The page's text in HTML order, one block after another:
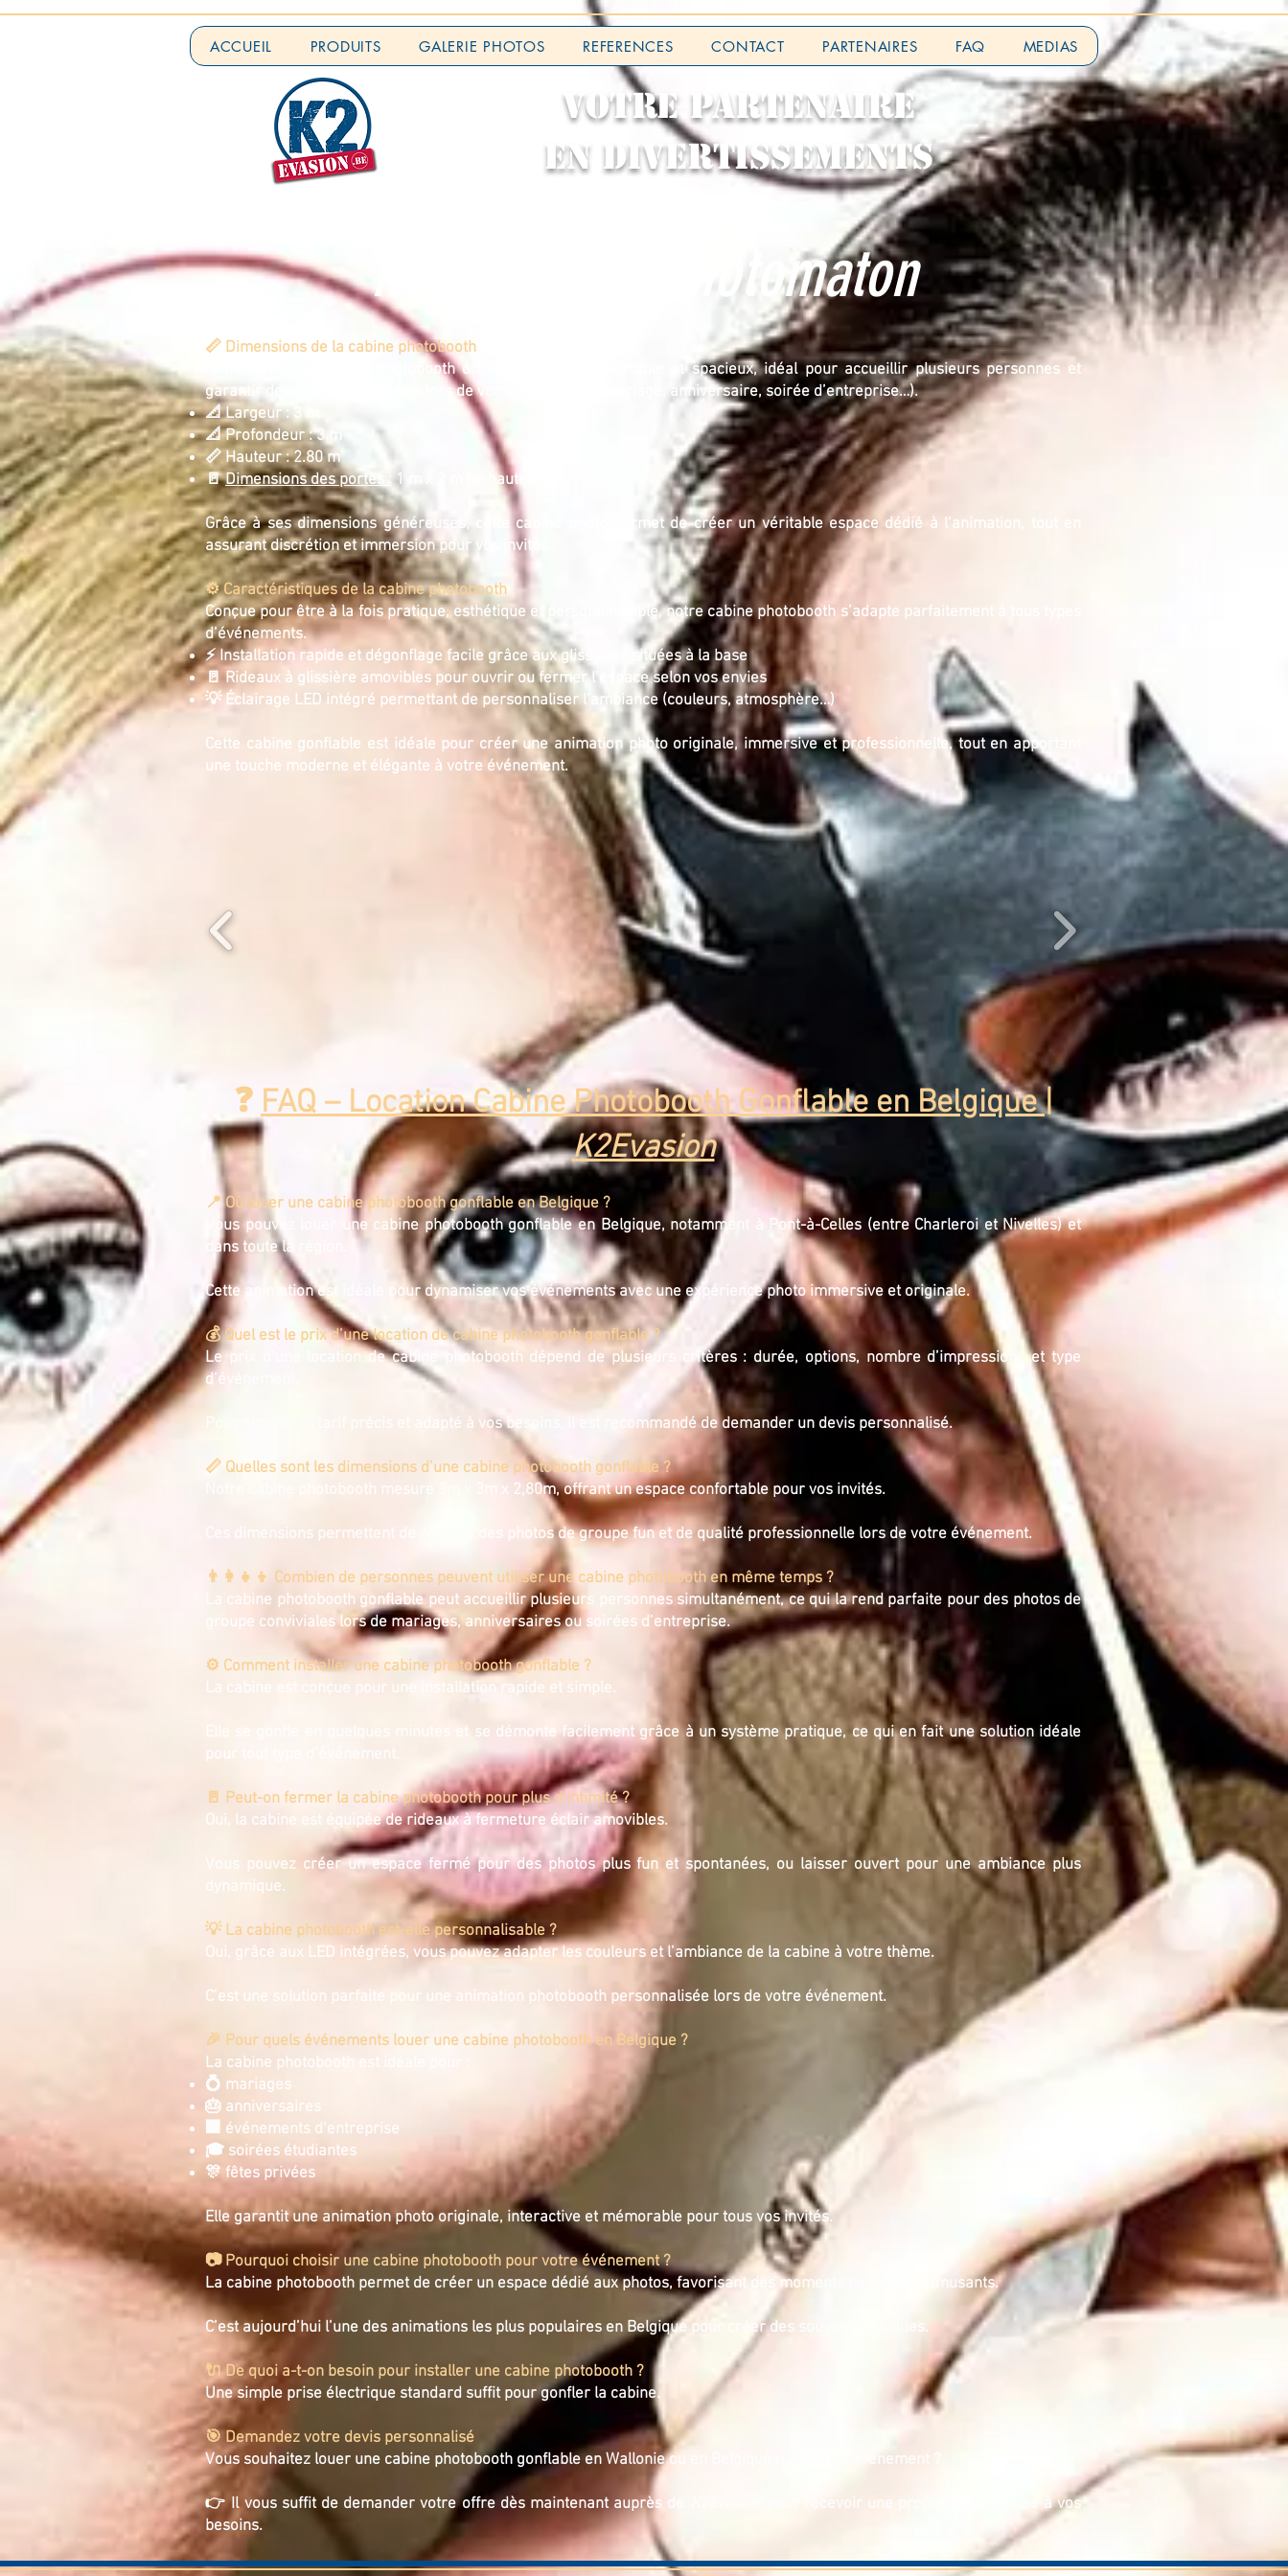
ACCUEIL PRODUITS GALERIE PHOTOS REFERENCES CONTACT PARTENAIRES FAQ MEDIAS
VOTRE PARTENAIRE
EN DIVERTISSEMENTS
Notre cabine Photomaton
📏 Dimensions de la cabine photobooth
Notre cabine gonflable photobooth offre un espace confortable et spacieux, idéal pour accueillir plusieurs personnes et
garantir des photos conviviales lors de votre événement (mariage, anniversaire, soirée d’entreprise…).
📐 Largeur : 3 m
📐 Profondeur : 3 m
📏 Hauteur : 2.80 m
🚪Dimensions des portes : 1 m x 2 m de hauteur
Grâce à ses dimensions généreuses, cette cabine photo permet de créer un véritable espace dédié à l’animation, tout en
assurant discrétion et immersion pour vos invités.
⚙️ Caractéristiques de la cabine photobooth
Conçue pour être à la fois pratique, esthétique et personnalisable, notre cabine photobooth s’adapte parfaitement à tous types
d’événements.
⚡ Installation rapide et dégonflage facile grâce aux glissières situées à la base
🚪 Rideaux à glissière amovibles pour ouvrir ou fermer l’espace selon vos envies
💡 Éclairage LED intégré permettant de personnaliser l’ambiance (couleurs, atmosphère…)
Cette cabine gonflable est idéale pour créer une animation photo originale, immersive et professionnelle, tout en apportant
une touche moderne et élégante à votre événement.
❓FAQ – Location Cabine Photobooth Gonflable en Belgique |
K2Evasion
📍 Où louer une cabine photobooth gonflable en Belgique ?
Vous pouvez louer une cabine photobooth gonflable en Belgique, notamment à Pont-à-Celles (entre Charleroi et Nivelles) et
dans toute la région.
Cette animation est idéale pour dynamiser vos événements avec une expérience photo immersive et originale.
💰 Quel est le prix d’une location de cabine photobooth gonflable ?
Le prix d’une location de cabine photobooth dépend de plusieurs critères : durée, options, nombre d’impressions et type
d’événement.
Pour obtenir un tarif précis et adapté à vos besoins, il est recommandé de demander un devis personnalisé.
📏 Quelles sont les dimensions d’une cabine photobooth gonflable ?
Notre cabine photobooth mesure 3m x 3m x 2,80m, offrant un espace confortable pour vos invités.
Ces dimensions permettent de réaliser des photos de groupe fun et de qualité professionnelle lors de votre événement.
👨‍👩‍👧‍👦 Combien de personnes peuvent utiliser une cabine photobooth en même temps ?
La cabine photobooth gonflable peut accueillir plusieurs personnes simultanément, ce qui la rend parfaite pour des photos de
groupe conviviales lors de mariages, anniversaires ou soirées d’entreprise.
⚙️ Comment installer une cabine photobooth gonflable ?
La cabine est conçue pour une installation rapide et simple.
Elle se gonfle en quelques minutes et se démonte facilement grâce à un système pratique, ce qui en fait une solution idéale
pour tout type d’événement.
🚪 Peut-on fermer la cabine photobooth pour plus d’intimité ?
Oui, la cabine est équipée de rideaux à fermeture éclair amovibles.
Vous pouvez créer un espace fermé pour des photos plus fun et spontanées, ou laisser ouvert pour une ambiance plus
dynamique.
💡 La cabine photobooth est-elle personnalisable ?
Oui, grâce aux LED intégrées, vous pouvez adapter les couleurs et l’ambiance de la cabine à votre thème.
C’est une solution parfaite pour une animation photobooth personnalisée lors de votre événement.
🎉 Pour quels événements louer une cabine photobooth en Belgique ?
La cabine photobooth est idéale pour :
💍 mariages
🎂 anniversaires
🏢 événements d’entreprise
🎓 soirées étudiantes
🎊 fêtes privées
Elle garantit une animation photo originale, interactive et mémorable pour tous vos invités.
📷 Pourquoi choisir une cabine photobooth pour votre événement ?
La cabine photobooth permet de créer un espace dédié aux photos, favorisant des moments naturels et amusants.
C’est aujourd’hui l’une des animations les plus populaires en Belgique pour créer des souvenirs uniques.
🔌 De quoi a-t-on besoin pour installer une cabine photobooth ?
Une simple prise électrique standard suffit pour gonfler la cabine.
🎯 Demandez votre devis personnalisé
Vous souhaitez louer une cabine photobooth gonflable en Wallonie ou en Belgique pour votre événement ?
👉 Il vous suffit de demander votre offre dès maintenant auprès de
pour recevoir une proposition adaptée à vos
besoins.